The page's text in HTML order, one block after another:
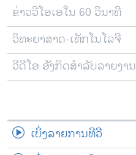
ຂ່າວວີໂອເອໃນ 60 ວິນາທີ
ວິທະຍາສາດ-ເທັກໂນໂລຈີ
ວີດີໂອ ອັງກິດສຳລັບລາຍງານ
ເບິ່ງລາຍການທີວີ